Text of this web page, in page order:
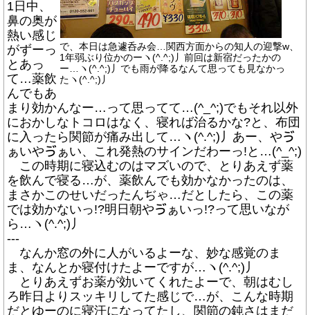
で、本日は急遽呑み会…関西方面からの知人の迎撃w、
1年弱ぶり位かのーヽ(^.^;)丿前回は新宿だったかの
ー…ヽ(^.^;)丿でも雨が降るなんて思っても見なかっ
たヽ(^.^;)丿
1日中、
鼻の奥が
熱い感じ
がずーっ
とあっ
て…薬飲
んでもあ
まり効かんなー…って思ってて…(^_^;)でもそれ以外
におかしなトコロはなく、寝れば治るかな?と、布団
に入ったら関節が痛み出して…ヽ(^.^;)丿あー、やゔ
ぁいやゔぁい、これ発熱のサインだわーっ!と…(^_^;)
この時期に寝込むのはマズいので、とりあえず薬
を飲んで寝る…が、薬飲んでも効かなかったのは、
まさかこのせいだったんぢゃ…だとしたら、この薬
では効かないっ!?明日朝やゔぁいっ!?って思いなが
ら…ヽ(^.^;)丿
---
なんか窓の外に人がいるよーな、妙な感覚のま
ま、なんとか寝付けたよーですが…ヽ(^.^;)丿
とりあえずお薬が効いてくれたよーで、朝はむし
ろ昨日よりスッキリしてた感じで…が、こんな時期
だとゆーのに寝汗になってたし、関節の鈍さはまだ